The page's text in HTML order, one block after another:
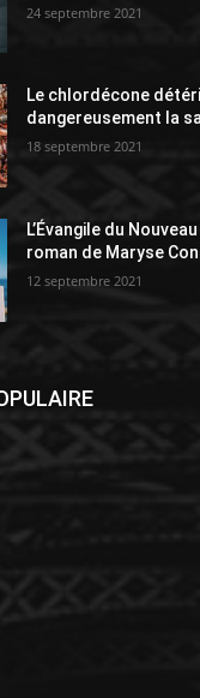
24 septembre 2021
Le chlordécone
dangereusement la
18 septembre 2021
L’Évangile du
roman de Maryse
12 septembre 2021